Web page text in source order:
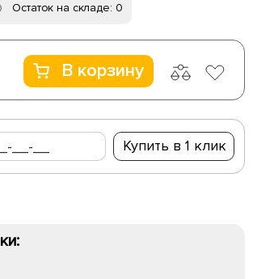
Остаток на складе: 0
В корзину
Купить в 1 клик